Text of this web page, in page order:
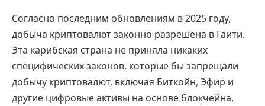
Согласно последним обновлениям в 2025 году,
добыча криптовалют законно разрешена в Гаити.
Эта карибская страна не приняла никаких
специфических законов, которые бы запрещали
добычу криптовалют, включая Биткойн, Эфир и
другие цифровые активы на основе блокчейна.